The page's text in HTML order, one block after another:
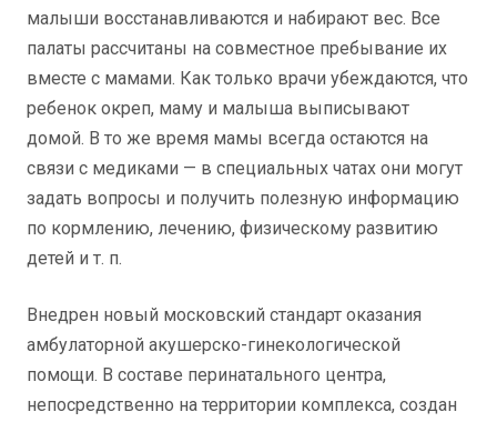
малыши восстанавливаются и набирают вес. Все
палаты рассчитаны на совместное пребывание их
вместе с мамами. Как только врачи убеждаются, что
ребенок окреп, маму и малыша выписывают
домой. В то же время мамы всегда остаются на
связи с медиками — в специальных чатах они могут
задать вопросы и получить полезную информацию
по кормлению, лечению, физическому развитию
детей и т. п.
Внедрен новый московский стандарт оказания
амбулаторной акушерско-гинекологической
помощи. В составе перинатального центра,
непосредственно на территории комплекса, создан